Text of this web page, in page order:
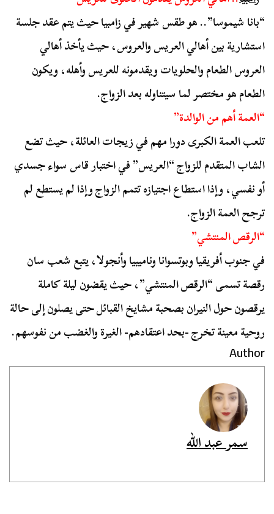
“بانا شيموسا”.. هو طقس شهير في زامبيا حيث يتم عقد جلسة
استشارية بين أهالي العريس والعروس، حيث يأخذ أهالي
العروس الطعام والحلويات ويقدمونه للعريس وأهله، ويكون
الطعام هو مختصر لما سيتناوله بعد الزواج.
“العمة أهم من الوالدة”
تلعب العمة الكبرى دورا مهم في زيجات العائلة، حيث تضع
الشاب المتقدم للزواج “العريس” في اختبار قاس سواء جسدي
أو نفسي، وإذا استطاع اجتيازه تتمم الزواج وإذا لم يستطع لم
ترجح العمة الزواج.
“الرقص المنتشي”
في جنوب أفريقيا وبوتسوانا وناميبيا وأنجولا، يتبع شعب سان
رقصة تسمى “الرقص المنتشي”، حيث يقضون ليلة كاملة
يرقصون حول النيران بصحبة مشايخ القبائل حتى يصلون إلى حالة
روحية معينة تخرج -بحد اعتقادهم- الغيرة والغضب من نفوسهم.
Author
سمر عبد الله